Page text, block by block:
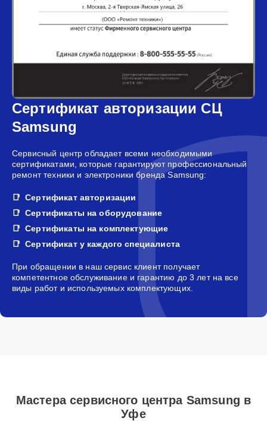
Сертификат авторизации СЦ
Samsung
Сервисный центр обладает всеми необходимыми
сертификатами, которые гарантируют профессиональный
ремонт техники и электроники бренда Samsung:
Сертификат авторизации
Сертификаты на оборудование
Сертификаты на комплектующие
Сертификат у каждого специалиста
При обращении в наш сервис клиент получает
компетентное обслуживание и гарантию до 3 лет на все
виды работ и используемых комплектующих.
Мастера сервисного центра Samsung в
Уфе